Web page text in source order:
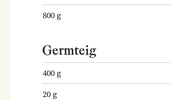
800 g
Germteig
400 g
20 g